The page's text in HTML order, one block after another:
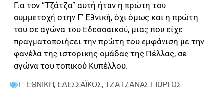
Για τον “Τζάτζα” αυτή ήταν η πρώτη του
συμμετοχή στην Γ’ Εθνική, όχι όμως και η πρώτη
του σε αγώνα του Εδεσσαϊκού, μιας που είχε
πραγματοποιήσει την πρώτη του εμφάνιση με την
φανέλα της ιστορικής ομάδας της Πέλλας, σε
αγώνα του τοπικού Κυπέλλου.
Γ' ΕΘΝΙΚΗ, ΕΔΕΣΣΑΪΚΟΣ, ΤΖΑΤΖΑΝΑΣ ΓΙΩΡΓΟΣ